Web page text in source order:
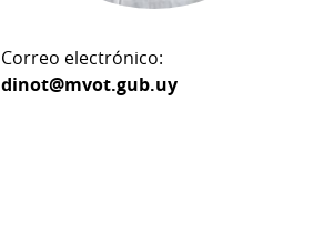
Correo electrónico:
dinot@mvot.gub.uy